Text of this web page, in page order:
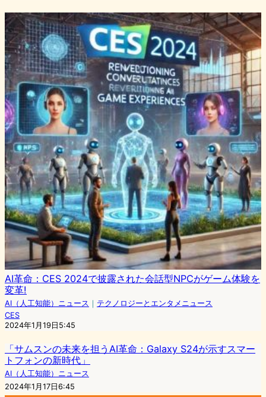
AI革命：CES 2024で披露された会話型NPCがゲーム体験を
変革!
AI（人工知能）ニュース ｜ テクノロジーとエンタメニュース
CES
2024年1月19日5:45
「サムスンの未来を担うAI革命：Galaxy S24が示すスマー
トフォンの新時代」
AI（人工知能）ニュース
2024年1月17日6:45